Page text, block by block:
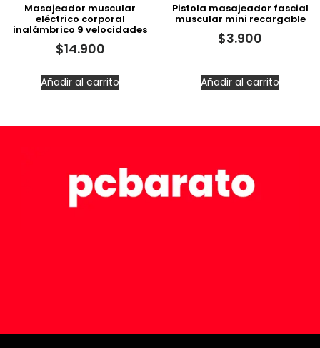
Masajeador muscular
eléctrico corporal
inalámbrico 9 velocidades
$14.900
Añadir al carrito
Pistola masajeador fascial
muscular mini recargable
$3.900
Añadir al carrito